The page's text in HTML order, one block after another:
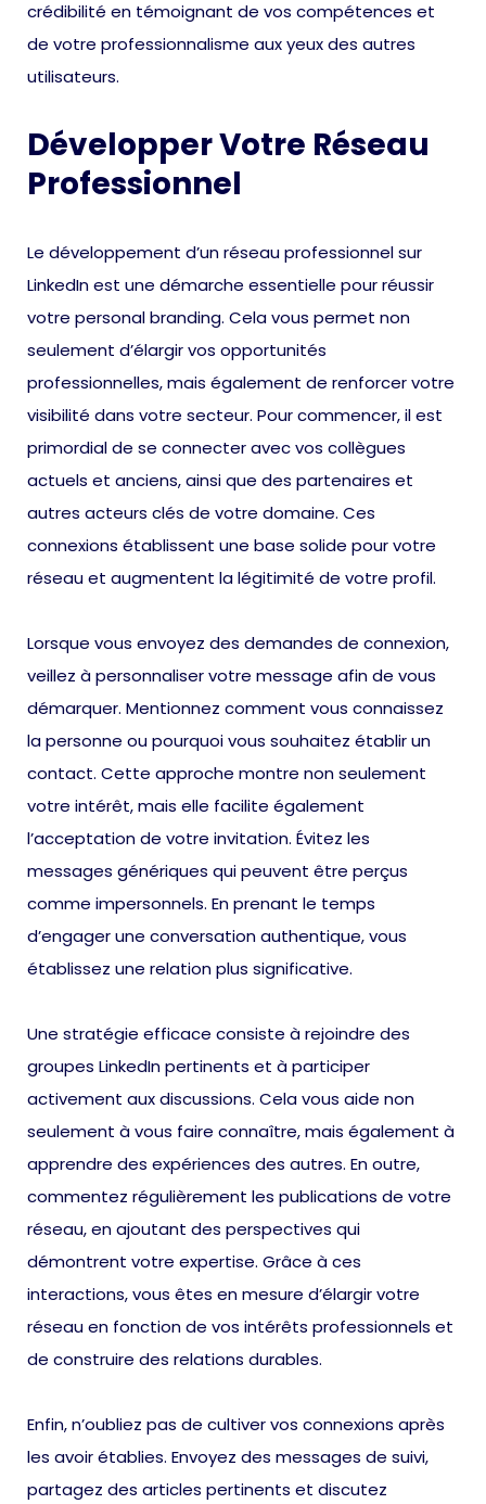
crédibilité en témoignant de vos compétences et
de votre professionnalisme aux yeux des autres
utilisateurs.
Développer Votre Réseau
Professionnel
Le développement d’un réseau professionnel sur
LinkedIn est une démarche essentielle pour réussir
votre personal branding. Cela vous permet non
seulement d’élargir vos opportunités
professionnelles, mais également de renforcer votre
visibilité dans votre secteur. Pour commencer, il est
primordial de se connecter avec vos collègues
actuels et anciens, ainsi que des partenaires et
autres acteurs clés de votre domaine. Ces
connexions établissent une base solide pour votre
réseau et augmentent la légitimité de votre profil.
Lorsque vous envoyez des demandes de connexion,
veillez à personnaliser votre message afin de vous
démarquer. Mentionnez comment vous connaissez
la personne ou pourquoi vous souhaitez établir un
contact. Cette approche montre non seulement
votre intérêt, mais elle facilite également
l’acceptation de votre invitation. Évitez les
messages génériques qui peuvent être perçus
comme impersonnels. En prenant le temps
d’engager une conversation authentique, vous
établissez une relation plus significative.
Une stratégie efficace consiste à rejoindre des
groupes LinkedIn pertinents et à participer
activement aux discussions. Cela vous aide non
seulement à vous faire connaître, mais également à
apprendre des expériences des autres. En outre,
commentez régulièrement les publications de votre
réseau, en ajoutant des perspectives qui
démontrent votre expertise. Grâce à ces
interactions, vous êtes en mesure d’élargir votre
réseau en fonction de vos intérêts professionnels et
de construire des relations durables.
Enfin, n’oubliez pas de cultiver vos connexions après
les avoir établies. Envoyez des messages de suivi,
partagez des articles pertinents et discutez